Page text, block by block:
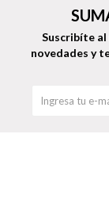
Suscribíte
novedades y